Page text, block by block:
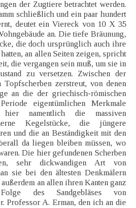
der Zugtiere betrachtet werden.
schließlich und ein paar hundert
deutet ein Viereck von 10 X 35
an. Die tiefe Bräunung,
die doch ursprünglich auch ihre
an allen Seiten zeigen, spricht
die vergangen sein muß, um sie in
zu versetzen. Zwischen der
zerstreut, von denen
an die der griechisch-römischen
eigentümlichen Merkmale
namentlich die massiven
Kegelstücke, die jüngere
und die an Beständigkeit mit den
da liegen bleiben müssen, wo
Die hier gefundenen Scherben
sehr dickwandigen Art von
sie bei den ältesten Denkmälern
an allen ihren Kanten ganz
des Sandgebläses von
Professor A. Erman, den ich an die